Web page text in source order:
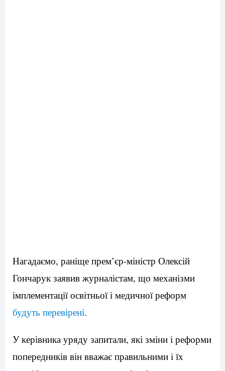
Нагадаємо, раніще прем’єр-міністр Олексій
Гончарук заявив журналістам, що механізми
імплементації освітньої і медичної реформ
будуть перевірені.
У керівника уряду запитали, які зміни і реформи
попередників він вважає правильними і їх